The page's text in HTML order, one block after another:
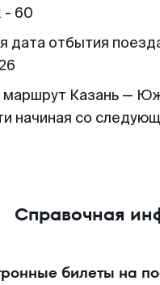
- 60
дата отбытия
маршрут Казань —
начиная со
Справочная
билеты на